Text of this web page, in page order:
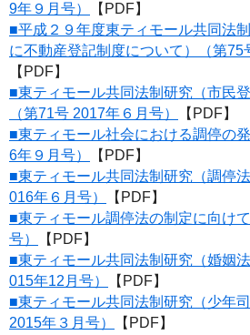
9年９月号）
【PDF】
■平成２９年度東ティモール共同法
に不動産登記制度について）（第75
【PDF】
■東ティモール共同法制研究（市民
（第71号 2017年６月号）
【PDF】
■東ティモール社会における調停の
6年９月号）
【PDF】
■東ティモール共同法制研究（調停
016年６月号）
【PDF】
■東ティモール調停法の制定に向け
号）
【PDF】
■東ティモール共同法制研究（婚姻
015年12月号）
【PDF】
■東ティモール共同法制研究（少年
2015年３月号）
【PDF】